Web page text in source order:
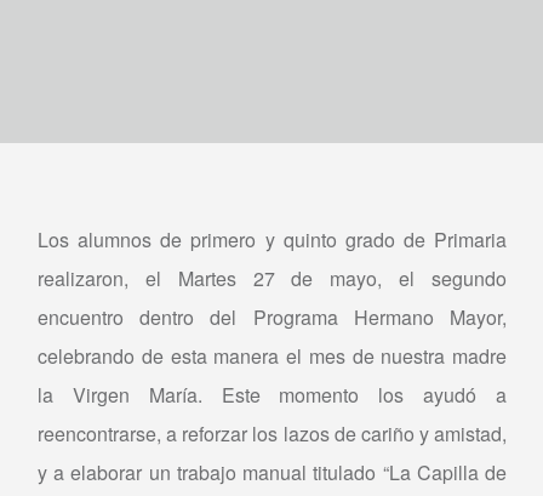
Los alumnos de primero y quinto grado de Primaria
realizaron, el Martes 27 de mayo, el segundo
encuentro dentro del Programa Hermano Mayor,
celebrando de esta manera el mes de nuestra madre
la Virgen María. Este momento los ayudó a
reencontrarse, a reforzar los lazos de cariño y amistad,
y a elaborar un trabajo manual titulado “La Capilla de